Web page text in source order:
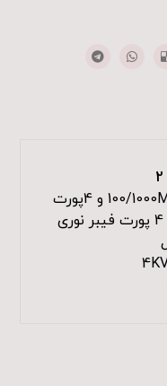
• 24 پورت فیبر نوری با سرعت 100/1000M و 4پورت
RJ45 با سرعت 10/100/1000M و 4 پورت فیبر نوری